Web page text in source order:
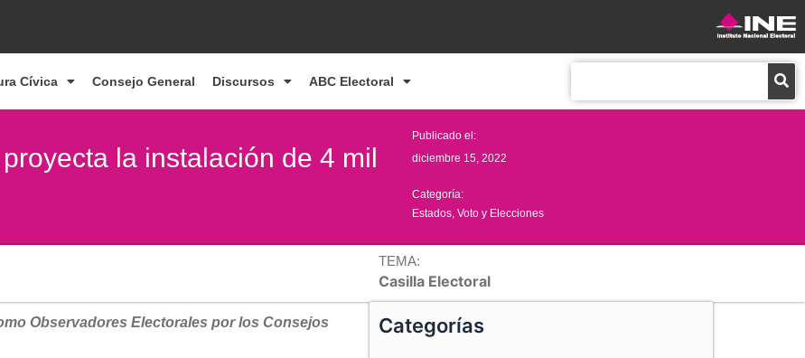
Cívica Consejo General Discursos ABC Electoral
la instalación de 4 mil
Publicado el:
diciembre 15, 2022
Categoría:
Estados ,Voto y Elecciones
TEMA:
Casilla Electoral
Observadores Electorales por los Consejos
Categorías